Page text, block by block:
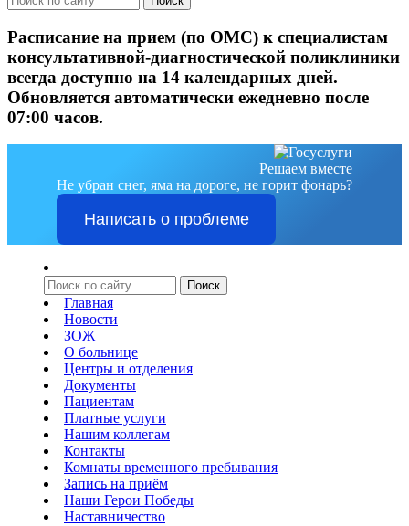
Расписание на прием (по ОМС) к специалистам
консультативной-диагностической поликлиники
всегда доступно на 14 календарных дней.
Обновляется автоматически ежедневно после
07:00 часов.
Решаем вместе
Не убран снег, яма на дороге, не горит фонарь?
Написать о проблеме
Главная
Новости
ЗОЖ
О больнице
Центры и отделения
Документы
Пациентам
Платные услуги
Нашим коллегам
Контакты
Комнаты временного пребывания
Запись на приём
Наши Герои Победы
Наставничество